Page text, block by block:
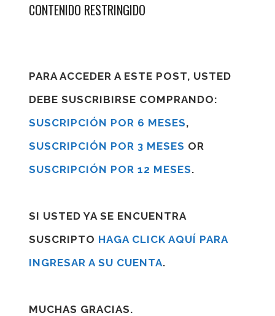
CONTENIDO RESTRINGIDO
PARA ACCEDER A ESTE POST, USTED
DEBE SUSCRIBIRSE COMPRANDO:
SUSCRIPCIÓN POR 6 MESES,
SUSCRIPCIÓN POR 3 MESES OR
SUSCRIPCIÓN POR 12 MESES.
SI USTED YA SE ENCUENTRA
SUSCRIPTO HAGA CLICK AQUÍ PARA
INGRESAR A SU CUENTA.
MUCHAS GRACIAS.